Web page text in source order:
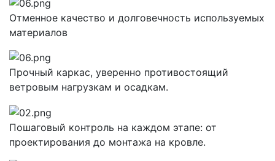
Отменное качество и долговечность используемых
материалов
Прочный каркас, уверенно противостоящий
ветровым нагрузкам и осадкам.
Пошаговый контроль на каждом этапе: от
проектирования до монтажа на кровле.